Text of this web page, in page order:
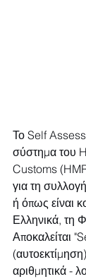
Το Self
σύστημα του
Customs
για τη
ή όπως είναι
Ελληνικά, τη
Αποκαλείται
αριθμητικά -